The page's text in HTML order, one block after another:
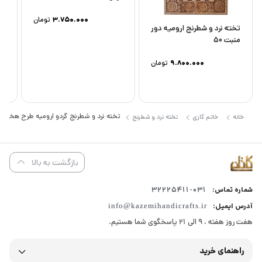
با دقت و ظرافت بالا ساخته شده تا یادآور هنر اصیل ایرانی باشد.
ویژگی‌های محصول:
متریال فاخر:
طراحی مفهومی:حکاکی هنری طرح‌های هخامنش و فروهر.
ابعاد ۵۰ سانتی‌متر:
سایز استاندارد برای بازی‌های حرفه‌ای.
ابعاد مهره نرد :
هشدار جدی (رطوبت):به دلیل تمام چوب بودن، این محصول در برابر
آب و رطوبت بسیار آسیب‌پذیر است. به هیچ عنوان با دستمال مرطوب آن را
تمیز نکنید. رطوبت باعث جذب سریع توسط چوب، ایجاد لک و تغییر شکل
نظافت:فقط از دستمال نخی کاملاً خشک و بدون پرز برای گردگیری
تخته نرد و شطرنج ارومیه دور
منبت 50
تومان 9.800.000
تومان 3.750.000
خانه خاتم کاری تخته نرد و شطرنج تخته نرد و شطرنج گردو ارومیه طرح
بازگشت به بالا
شماره تماس: 031-32225411
آدرس ایمیل: info@kazemihandicrafts.ir
هفت روز هفته ، 9 الی 21 پاسخگوی شما هستیم.
راهنمای خرید